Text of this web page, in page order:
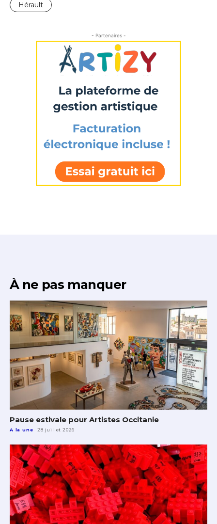
Hérault
- Partenaires -
À ne pas manquer
Pause estivale pour Artistes Occitanie
A la une 28 juillet 2026